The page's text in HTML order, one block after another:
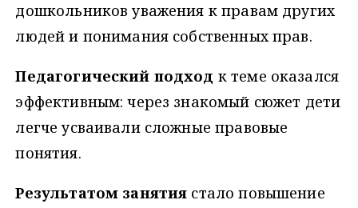
дошкольников уважения к правам других
людей и понимания собственных прав.
Педагогический подход к теме оказался
эффективным: через знакомый сюжет дети
легче усваивали сложные правовые
понятия.
Результатом занятия стало повышение